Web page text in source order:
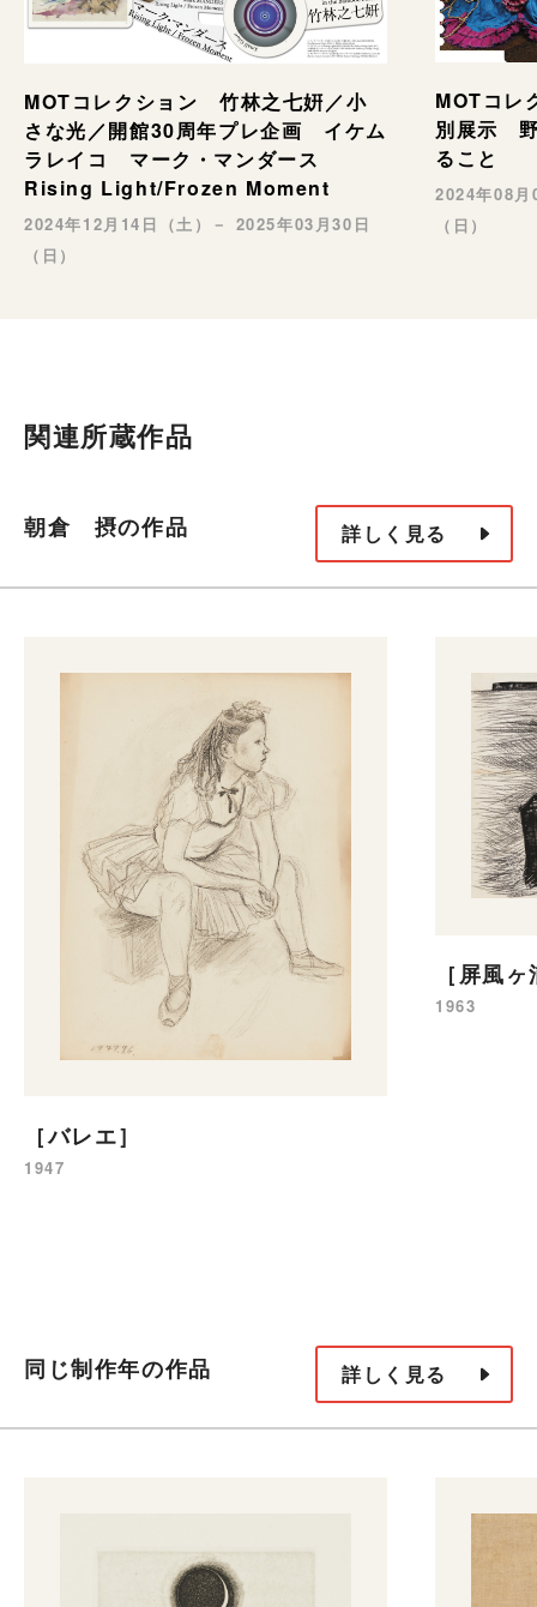
MOTコレクション 竹林之七姸／小
さな光／開館30周年プレ企画 イケム
ラレイコ マーク・マンダース
Rising Light/Frozen Moment
2024年12月14日（土）－ 2025年03月30日
（日）
MOTコレ
別展示
ること
2024年08
（日）
関連所蔵作品
朝倉 摂の作品 詳しく見る
［バレエ］
1947
［屏風
1963
同じ制作年の作品 詳しく見る